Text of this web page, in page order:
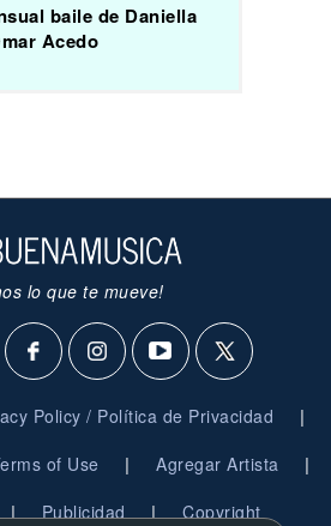
baile de Daniella
Acedo
lo que te mueve!
Policy / Política de Privacidad |
of Use | Agregar Artista |
| Publicidad | Copyright